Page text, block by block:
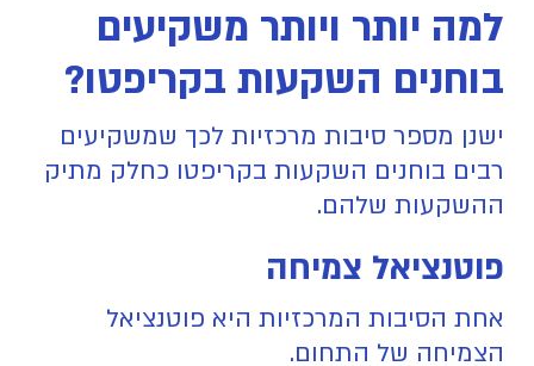
למה יותר ויותר משקיעים
בוחנים השקעות בקריפטו?
ישנן מספר סיבות מרכזיות לכך שמשקיעים
רבים בוחנים השקעות בקריפטו כחלק מתיק
ההשקעות שלהם.
פוטנציאל צמיחה
אחת הסיבות המרכזיות היא פוטנציאל
הצמיחה של התחום.